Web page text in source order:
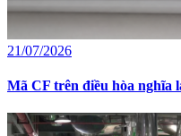
21/07/2026
Mã CF trên điều hòa nghĩa